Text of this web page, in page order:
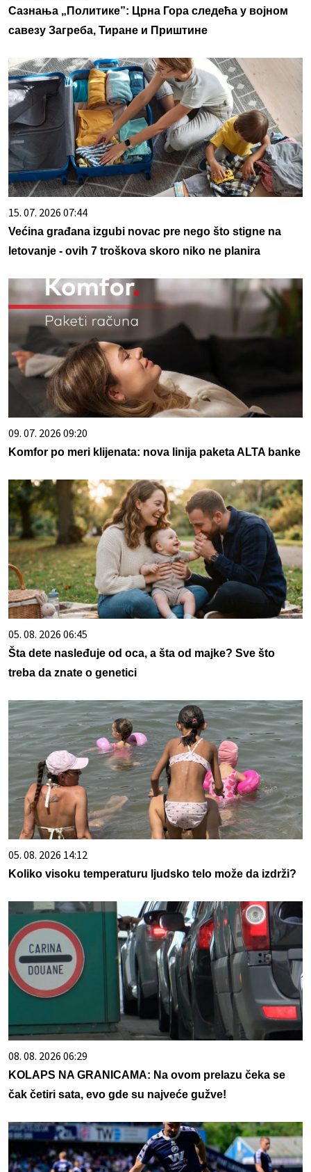
Сазнања „Политике”: Црна Гора следећа у војном
савезу Загреба, Тиране и Приштине
15. 07. 2026 07:44
Većina građana izgubi novac pre nego što stigne na
letovanje - ovih 7 troškova skoro niko ne planira
09. 07. 2026 09:20
Komfor po meri klijenata: nova linija paketa ALTA banke
05. 08. 2026 06:45
Šta dete nasleđuje od oca, a šta od majke? Sve što
treba da znate o genetici
05. 08. 2026 14:12
Koliko visoku temperaturu ljudsko telo može da izdrži?
08. 08. 2026 06:29
KOLAPS NA GRANICAMA: Na ovom prelazu čeka se
čak četiri sata, evo gde su najveće gužve!